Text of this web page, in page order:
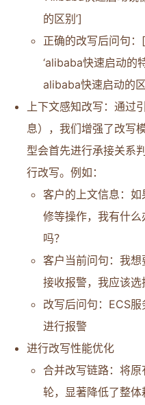
的区别’]
正确的改写后问句：
‘alibaba快速启动的
alibaba快速启动的区
上下文感知改写：通过
息），我们增强了改写
型会首先进行承接关系
行改写。例如：
客户的上文信息：
修等操作，我有什
吗？
客户当前问句：我
接收报警，我应该选
改写后问句：ECS
进行报警
进行改写性能优化
合并改写链路：将
轮，显著降低了整